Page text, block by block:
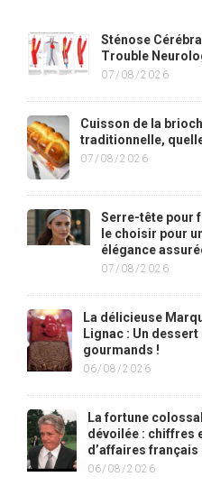
Sténose
Trouble
07/08/2026
Cuisson de la
traditionnelle,
07/08/2026
Serre-tête pour
le choisir pour
élégance
07/08/2026
La délicieuse
Lignac : Un
gourmands !
06/08/2026
La fortune
dévoilée : chiffres
d’affaires français
06/08/2026